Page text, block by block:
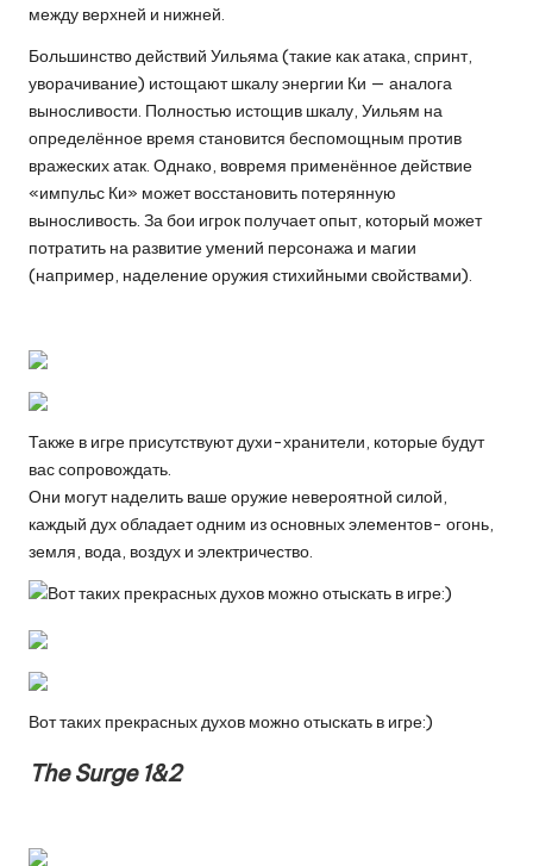
между верхней и нижней.
Большинство действий Уильяма (такие как атака, спринт,
уворачивание) истощают шкалу энергии Ки — аналога
выносливости. Полностью истощив шкалу, Уильям на
определённое время становится беспомощным против
вражеских атак. Однако, вовремя применённое действие
«импульс Ки» может восстановить потерянную
выносливость. За бои игрок получает опыт, который может
потратить на развитие умений персонажа и магии
(например, наделение оружия стихийными свойствами).
Также в игре присутствуют духи-хранители, которые будут
вас сопровождать.
Они могут наделить ваше оружие невероятной силой,
каждый дух обладает одним из основных элементов- огонь,
земля, вода, воздух и электричество.
Вот таких прекрасных духов можно отыскать в игре:)
The Surge 1&2